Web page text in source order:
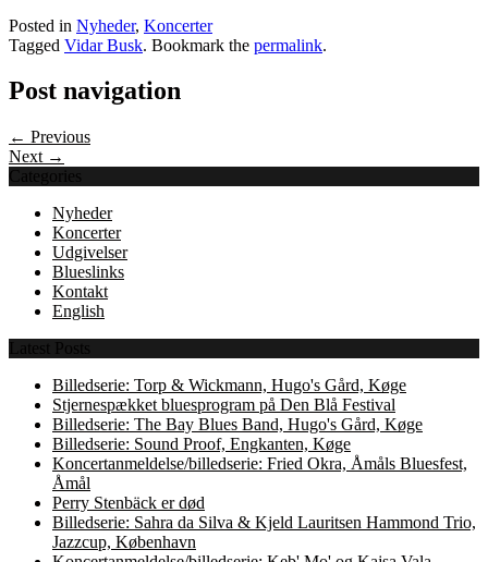
Posted in Nyheder, Koncerter
Tagged Vidar Busk. Bookmark the permalink.
Post navigation
← Previous
Next →
Categories
Nyheder
Koncerter
Udgivelser
Blueslinks
Kontakt
English
Latest Posts
Billedserie: Torp & Wickmann, Hugo's Gård, Køge
Stjernespækket bluesprogram på Den Blå Festival
Billedserie: The Bay Blues Band, Hugo's Gård, Køge
Billedserie: Sound Proof, Engkanten, Køge
Koncertanmeldelse/billedserie: Fried Okra, Åmåls Bluesfest,
Åmål
Perry Stenbäck er død
Billedserie: Sahra da Silva & Kjeld Lauritsen Hammond Trio,
Jazzcup, København